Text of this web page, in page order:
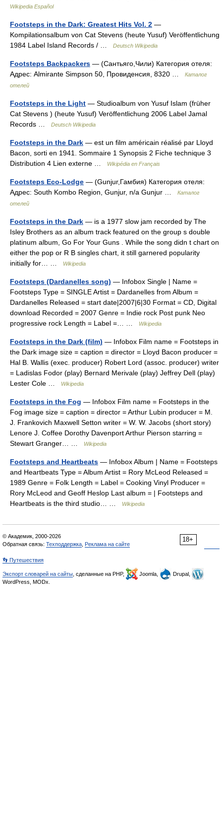
Wikipedia Español
Footsteps in the Dark: Greatest Hits Vol. 2 —
Kompilationsalbum von Cat Stevens (heute Yusuf) Veröffentlichung
1984 Label Island Records / …
Deutsch Wikipedia
Footsteps Backpackers — (Сантьяго,Чили) Категория отеля:
Адрес: Almirante Simpson 50, Провиденсия, 8320 …
Каталог
отелей
Footsteps in the Light — Studioalbum von Yusuf Islam (früher
Cat Stevens ) (heute Yusuf) Veröffentlichung 2006 Label Jamal
Records …
Deutsch Wikipedia
Footsteps in the Dark — est un film américain réalisé par Lloyd
Bacon, sorti en 1941. Sommaire 1 Synopsis 2 Fiche technique 3
Distribution 4 Lien externe …
Wikipédia en Français
Footsteps Eco-Lodge — (Gunjur,Гамбия) Категория отеля:
Адрес: South Kombo Region, Gunjur, n/a Gunjur …
Каталог
отелей
Footsteps in the Dark — is a 1977 slow jam recorded by The
Isley Brothers as an album track featured on the group s double
platinum album, Go For Your Guns . While the song didn t chart on
either the pop or R B singles chart, it still garnered popularity
initially for… …
Wikipedia
Footsteps (Dardanelles song) — Infobox Single | Name =
Footsteps Type = SINGLE Artist = Dardanelles from Album =
Dardanelles Released = start date|2007|6|30 Format = CD, Digital
download Recorded = 2007 Genre = Indie rock Post punk Neo
progressive rock Length = Label =… …
Wikipedia
Footsteps in the Dark (film) — Infobox Film name = Footsteps in
the Dark image size = caption = director = Lloyd Bacon producer =
Hal B. Wallis (exec. producer) Robert Lord (assoc. producer) writer
= Ladislas Fodor (play) Bernard Merivale (play) Jeffrey Dell (play)
Lester Cole …
Wikipedia
Footsteps in the Fog — Infobox Film name = Footsteps in the
Fog image size = caption = director = Arthur Lubin producer = M.
J. Frankovich Maxwell Setton writer = W. W. Jacobs (short story)
Lenore J. Coffee Dorothy Davenport Arthur Pierson starring =
Stewart Granger… …
Wikipedia
Footsteps and Heartbeats — Infobox Album | Name = Footsteps
and Heartbeats Type = Album Artist = Rory McLeod Released =
1989 Genre = Folk Length = Label = Cooking Vinyl Producer =
Rory McLeod and Geoff Heslop Last album = | Footsteps and
Heartbeats is the third studio… …
Wikipedia
18+
© Академик, 2000-2026
Обратная связь: Техподдержка Реклама на сайте
👣 Путешествия
Экспорт словарей на сайты , сделанные на PHP, Joomla,
Drupal,
WordPress, MODx.